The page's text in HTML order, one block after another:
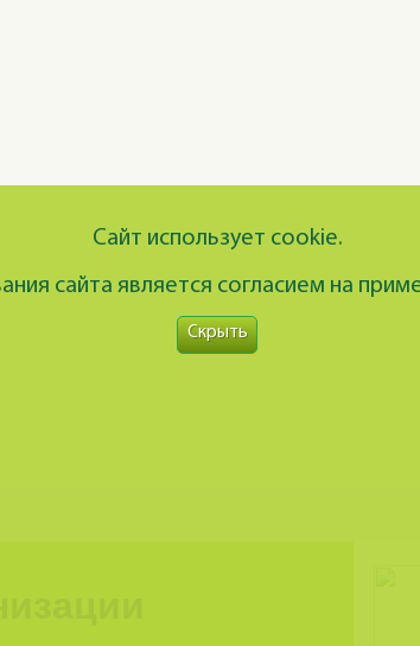
Сайт использует cookie.
сайта является согласием на
Скрыть